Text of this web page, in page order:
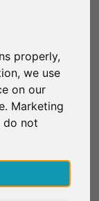
properly,
we use
on our
Marketing
do not